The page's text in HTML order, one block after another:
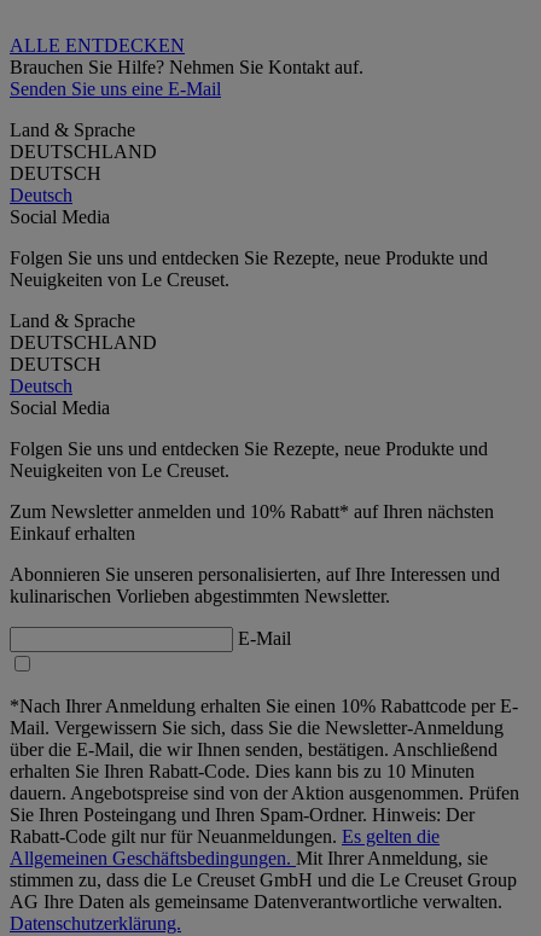
ALLE ENTDECKEN
Brauchen Sie Hilfe? Nehmen Sie Kontakt auf.
Senden Sie uns eine E-Mail
Land & Sprache
DEUTSCHLAND
DEUTSCH
Deutsch
Social Media
Folgen Sie uns und entdecken Sie Rezepte, neue Produkte und
Neuigkeiten von Le Creuset.
Land & Sprache
DEUTSCHLAND
DEUTSCH
Deutsch
Social Media
Folgen Sie uns und entdecken Sie Rezepte, neue Produkte und
Neuigkeiten von Le Creuset.
Zum Newsletter anmelden und 10% Rabatt* auf Ihren nächsten
Einkauf erhalten
Abonnieren Sie unseren personalisierten, auf Ihre Interessen und
kulinarischen Vorlieben abgestimmten Newsletter.
E-Mail
*Nach Ihrer Anmeldung erhalten Sie einen 10% Rabattcode per E-
Mail. Vergewissern Sie sich, dass Sie die Newsletter-Anmeldung
über die E-Mail, die wir Ihnen senden, bestätigen. Anschließend
erhalten Sie Ihren Rabatt-Code. Dies kann bis zu 10 Minuten
dauern. Angebotspreise sind von der Aktion ausgenommen. Prüfen
Sie Ihren Posteingang und Ihren Spam-Ordner. Hinweis: Der
Rabatt-Code gilt nur für Neuanmeldungen. Es gelten die
Allgemeinen Geschäftsbedingungen. Mit Ihrer Anmeldung, sie
stimmen zu, dass die Le Creuset GmbH und die Le Creuset Group
AG Ihre Daten als gemeinsame Datenverantwortliche verwalten.
Datenschutzerklärung.